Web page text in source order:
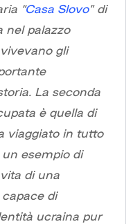
“Casa Slovo” di
nel palazzo
gli
La seconda
è quella di
viaggiato in tutto
esempio di
di una
di
ucraina pur